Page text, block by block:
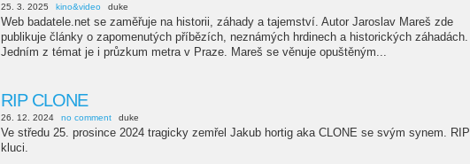
25. 3. 2025 kino&video duke
Web badatele.net se zaměřuje na historii, záhady a tajemství. Autor Jaroslav Mareš zde
publikuje články o zapomenutých příbězích, neznámých hrdinech a historických záhadách.
Jedním z témat je i průzkum metra v Praze. Mareš se věnuje opuštěným...
RIP CLONE
26. 12. 2024 no comment duke
Ve středu 25. prosince 2024 tragicky zemřel Jakub hortig aka CLONE se svým synem. RIP
kluci.